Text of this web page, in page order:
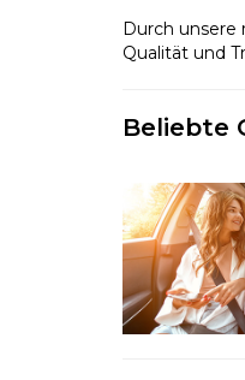
Durch unsere
Qualität und
Beliebte